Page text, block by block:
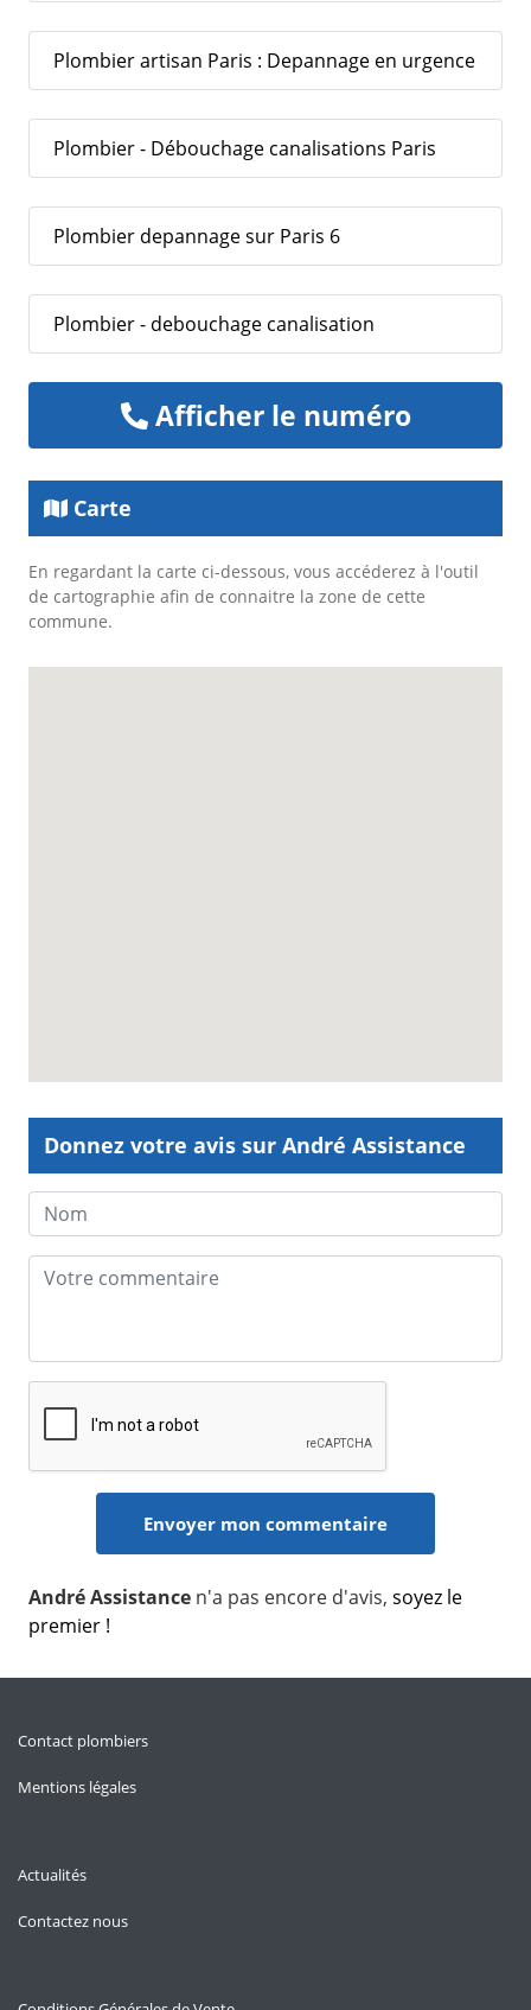
Plombier artisan Paris : Depannage en urgence
Plombier - Débouchage canalisations Paris
Plombier depannage sur Paris 6
Plombier - debouchage canalisation
Afficher le numéro
Carte
En regardant la carte ci-dessous, vous accéderez à l'outil
de cartographie afin de connaitre la zone de cette
commune.
Donnez votre avis sur André Assistance
André Assistance n'a pas encore d'avis, soyez le
premier !
Contact plombiers
Mentions légales
Actualités
Contactez nous